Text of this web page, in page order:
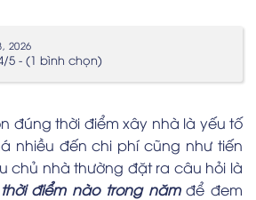
2026
5 - (1 bình chọn)
đúng thời điểm xây nhà là yếu tố
nhiều đến chi phí cũng như tiến
chủ nhà thường đặt ra câu hỏi là
điểm nào trong nămđể đem